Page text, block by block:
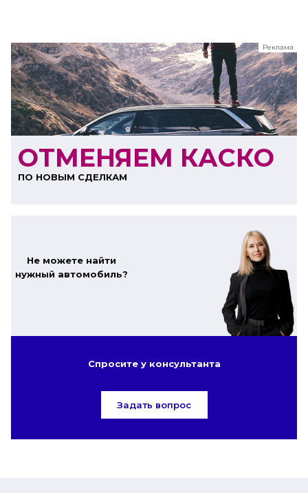
Реклама
ООО "ЛК Эволюция"
ИНН 9724016636
erid: nyi26TK8Sykg5SPCgA2w5MdVpLC2ggii
ОТМЕНЯЕМ КАСКО
ПО НОВЫМ СДЕЛКАМ
Не можете найти
нужный автомобиль?
Спросите у консультанта
Задать вопрос